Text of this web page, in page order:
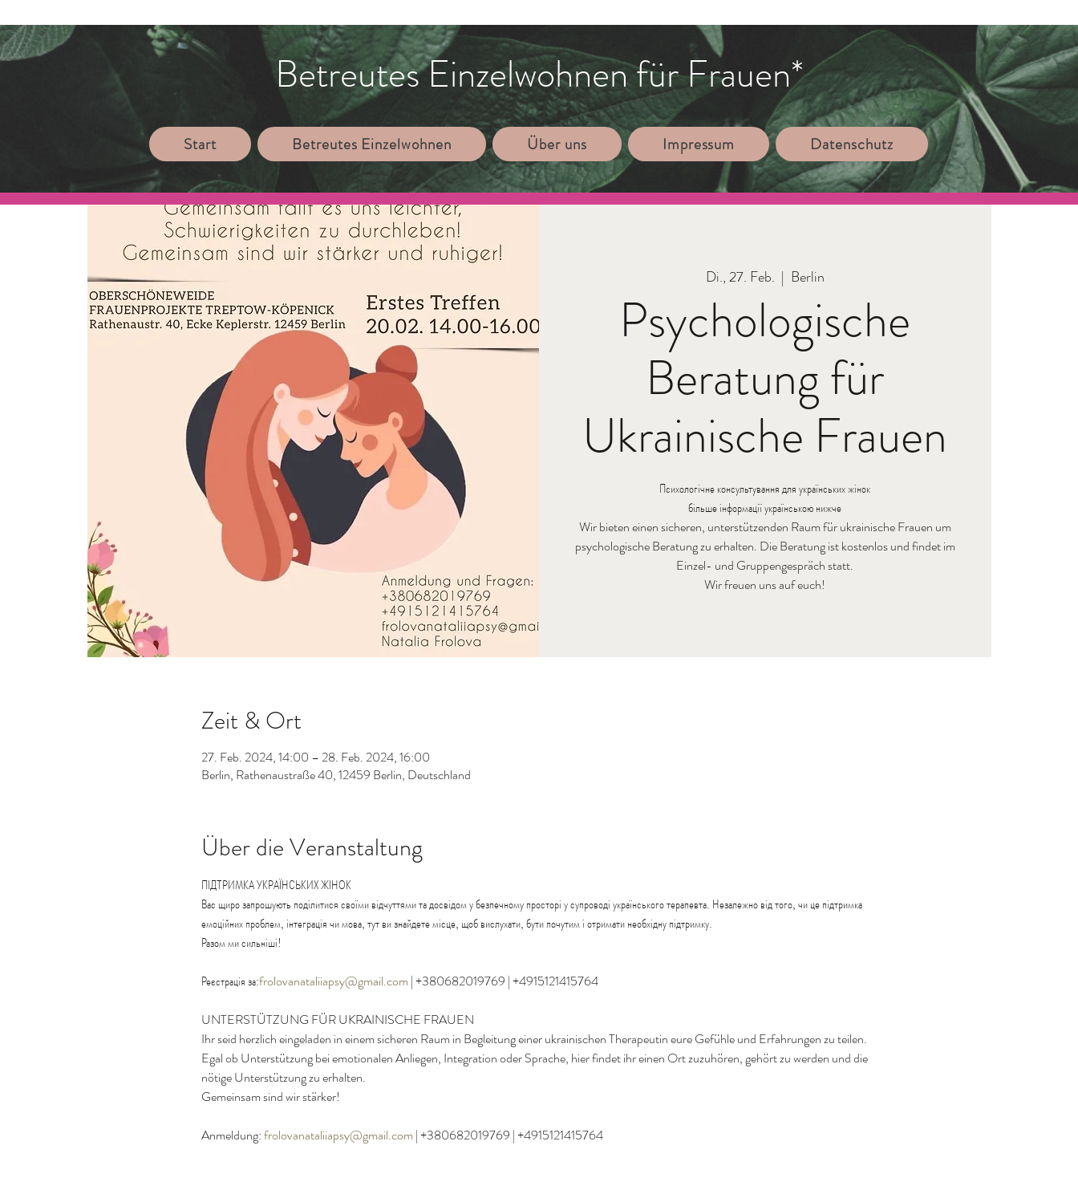
Betreutes Einzelwohnen für Frauen*
Start Betreutes Einzelwohnen Über uns Impressum Datenschutz
Di., 27. Feb.
  |
Berlin
Psychologische
Beratung für
Ukrainische Frauen
Психологічне консультування для українських жінок
більше інформації українською нижче
Wir bieten einen sicheren, unterstützenden Raum für ukrainische Frauen um
psychologische Beratung zu erhalten. Die Beratung ist kostenlos und findet im
Einzel- und Gruppengespräch statt.
Wir freuen uns auf euch!
Zeit & Ort
27. Feb. 2024, 14:00 – 28. Feb. 2024, 16:00
Berlin, Rathenaustraße 40, 12459 Berlin, Deutschland
Über die Veranstaltung
ПІДТРИМКА УКРАЇНСЬКИХ ЖІНОК
Вас щиро запрошують поділитися своїми відчуттями та досвідом у безпечному просторі у супроводі українського терапевта. Незалежно від того, чи це підтримка
емоційних проблем, інтеграція чи мова, тут ви знайдете місце, щоб вислухати, бути почутим і отримати необхідну підтримку.
Разом ми сильніші!
Реєстрація за:frolovanataliiapsy@gmail.com | +380682019769 | +4915121415764
UNTERSTÜTZUNG FÜR UKRAINISCHE FRAUEN
Ihr seid herzlich eingeladen in einem sicheren Raum in Begleitung einer ukrainischen Therapeutin eure Gefühle und Erfahrungen zu teilen.
Egal ob Unterstützung bei emotionalen Anliegen, Integration oder Sprache, hier findet ihr einen Ort zuzuhören, gehört zu werden und die
nötige Unterstützung zu erhalten.
Gemeinsam sind wir stärker!
Anmeldung: frolovanataliiapsy@gmail.com | +380682019769 | +4915121415764